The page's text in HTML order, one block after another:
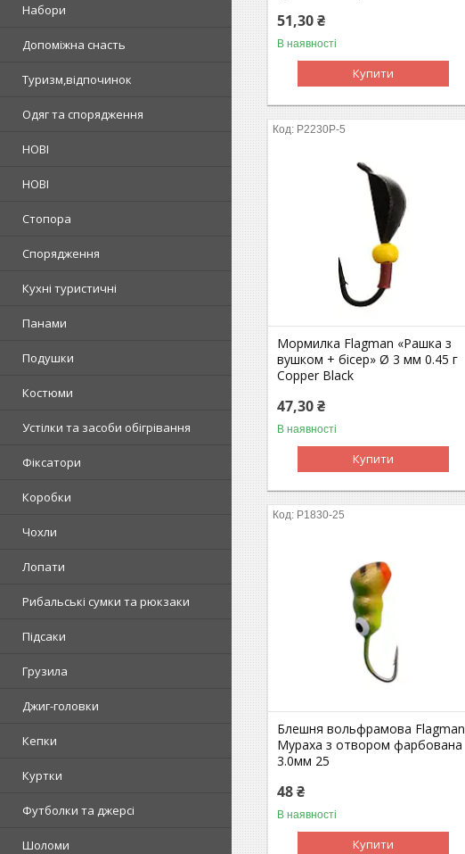
Набори
Допоміжна снасть
Туризм,відпочинок
Одяг та спорядження
НОВІ
НОВІ
Стопора
Спорядження
Кухні туристичні
Панами
Подушки
Костюми
Устілки та засоби обігрівання
Фіксатори
Коробки
Чохли
Лопати
Рибальські сумки та рюкзаки
Підсаки
Грузила
Джиг-головки
Кепки
Куртки
Футболки та джерсі
Шоломи
51,30 ₴
В наявності
Купити
P2230P-5
Мормилка Flagman «Рашка з
вушком + бісер» Ø 3 мм 0.45 г
Copper Black
47,30 ₴
В наявності
Купити
P1830-25
Блешня вольфрамова Flagman
Мураха з отвором фарбована
3.0мм 25
48 ₴
В наявності
Купити